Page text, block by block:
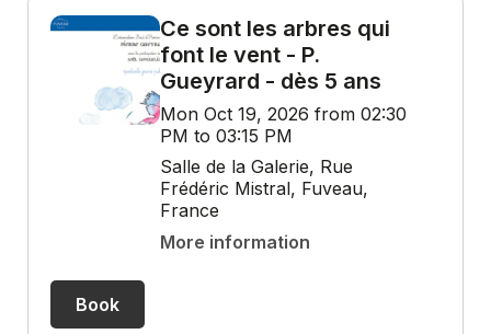
Ce sont les arbres qui
font le vent - P.
Gueyrard - dès 5 ans
Mon Oct 19, 2026 from 02:30
PM to 03:15 PM
Salle de la Galerie, Rue
Frédéric Mistral, Fuveau,
France
More information
Book